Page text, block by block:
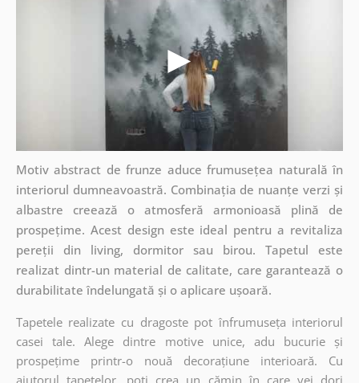
Motiv abstract de frunze aduce frumusețea naturală în
interiorul dumneavoastră. Combinația de nuanțe verzi și
albastre creează o atmosferă armonioasă plină de
prospețime. Acest design este ideal pentru a revitaliza
pereții din living, dormitor sau birou. Tapetul este
realizat dintr-un material de calitate, care garantează o
durabilitate îndelungată și o aplicare ușoară.
Tapetele realizate cu dragoste pot înfrumuseța interiorul
casei tale. Alege dintre motive unice, adu bucurie și
prospețime printr-o nouă decorațiune interioară. Cu
ajutorul tapetelor, poți crea un cămin în care vei dori